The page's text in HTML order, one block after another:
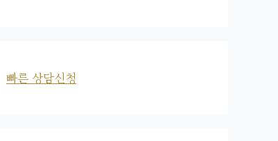
빠른 상담신청